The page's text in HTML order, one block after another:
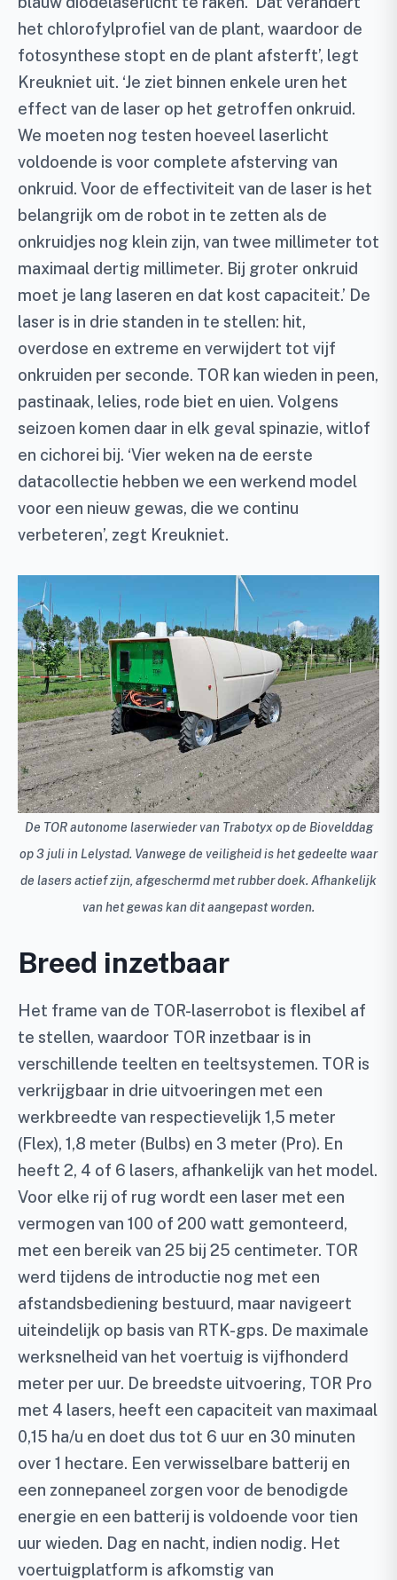
het chlorofylprofiel van de plant, waardoor de
fotosynthese stopt en de plant afsterft’, legt
Kreukniet uit. ‘Je ziet binnen enkele uren het
effect van de laser op het getroffen onkruid.
We moeten nog testen hoeveel laserlicht
voldoende is voor complete afsterving van
onkruid. Voor de effectiviteit van de laser is het
belangrijk om de robot in te zetten als de
onkruidjes nog klein zijn, van twee millimeter tot
maximaal dertig millimeter. Bij groter onkruid
moet je lang laseren en dat kost capaciteit.’ De
laser is in drie standen in te stellen: hit,
overdose en extreme en verwijdert tot vijf
onkruiden per seconde. TOR kan wieden in peen,
pastinaak, lelies, rode biet en uien. Volgens
seizoen komen daar in elk geval spinazie, witlof
en cichorei bij. ‘Vier weken na de eerste
datacollectie hebben we een werkend model
voor een nieuw gewas, die we continu
verbeteren’, zegt Kreukniet.
De TOR autonome laserwieder van Trabotyx op de Biovelddag
op 3 juli in Lelystad. Vanwege de veiligheid is het gedeelte waar
de lasers actief zijn, afgeschermd met rubber doek. Afhankelijk
van het gewas kan dit aangepast worden.
Breed inzetbaar
Het frame van de TOR-laserrobot is flexibel af
te stellen, waardoor TOR inzetbaar is in
verschillende teelten en teeltsystemen. TOR is
verkrijgbaar in drie uitvoeringen met een
werkbreedte van respectievelijk 1,5 meter
(Flex), 1,8 meter (Bulbs) en 3 meter (Pro). En
heeft 2, 4 of 6 lasers, afhankelijk van het model.
Voor elke rij of rug wordt een laser met een
vermogen van 100 of 200 watt gemonteerd,
met een bereik van 25 bij 25 centimeter. TOR
werd tijdens de introductie nog met een
afstandsbediening bestuurd, maar navigeert
uiteindelijk op basis van RTK-gps. De maximale
werksnelheid van het voertuig is vijfhonderd
meter per uur. De breedste uitvoering, TOR Pro
met 4 lasers, heeft een capaciteit van maximaal
0,15 ha/u en doet dus tot 6 uur en 30 minuten
over 1 hectare. Een verwisselbare batterij en
een zonnepaneel zorgen voor de benodigde
energie en een batterij is voldoende voor tien
uur wieden. Dag en nacht, indien nodig. Het
voertuigplatform is afkomstig van